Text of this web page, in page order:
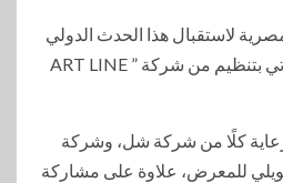
لاستقبال هذا الحدث الدولي
الكبير على أرضها والذي يأتي بتنظيم من شركة ” ART LINE
كلًا من شركة شل، وشركة
للمعرض، علاوة على مشاركة